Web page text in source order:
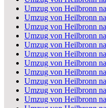
Umzug von Heilbronn
Umzug von Heilbronn
Umzug von Heilbronn
Umzug von Heilbronn
Umzug von Heilbronn
Umzug von Heilbronn
Umzug von Heilbronn
Umzug von Heilbronn
Umzug von Heilbronn
Umzug von Heilbronn
Umzug von Heilbronn